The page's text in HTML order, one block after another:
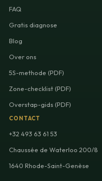
FAQ
Gratis diagnose
Blog
Over ons
5S-methode (PDF)
Zone-checklist (PDF)
Overstap-gids (PDF)
CONTACT
+32 493 63 61 53
Chaussée de Waterloo 200/8
1640 Rhode-Saint-Genèse